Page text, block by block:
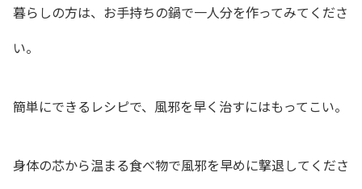
暮らしの方は、お手持ちの鍋で一人分を作ってみてくださ
い。
簡単にできるレシピで、風邪を早く治すにはもってこい。
身体の芯から温まる食べ物で風邪を早めに撃退してくださ